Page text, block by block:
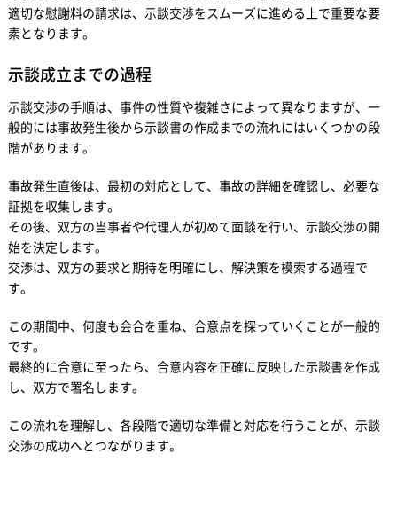
適切な慰謝料の請求は、示談交渉をスムーズに進める上で重要な要
素となります。
示談成立までの過程
示談交渉の手順は、事件の性質や複雑さによって異なりますが、一
般的には事故発生後から示談書の作成までの流れにはいくつかの段
階があります。
事故発生直後は、最初の対応として、事故の詳細を確認し、必要な
証拠を収集します。
その後、双方の当事者や代理人が初めて面談を行い、示談交渉の開
始を決定します。
交渉は、双方の要求と期待を明確にし、解決策を模索する過程で
す。
この期間中、何度も会合を重ね、合意点を探っていくことが一般的
です。
最終的に合意に至ったら、合意内容を正確に反映した示談書を作成
し、双方で署名します。
この流れを理解し、各段階で適切な準備と対応を行うことが、示談
交渉の成功へとつながります。